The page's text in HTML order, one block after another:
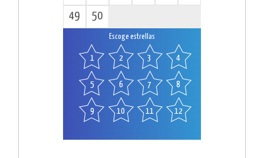
49 50
Escoge estrellas
1 2 3 4
5 6 7 8
9 10 11 12